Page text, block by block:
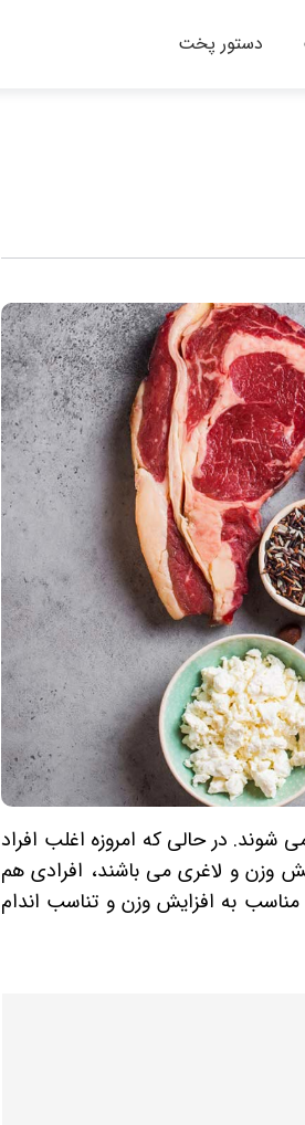
دستور پخت
در حالی که امروزه اغلب افراد
وزن و لاغری می باشند، افرادی هم
به افزایش وزن و تناسب اندام